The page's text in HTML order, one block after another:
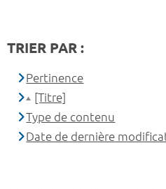
TRIER PAR :
Pertinence
[Titre]
Type de contenu
Date de dernière